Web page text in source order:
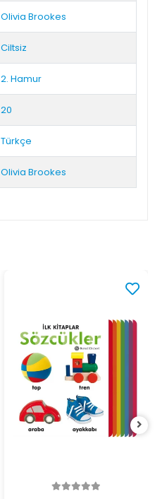
Olivia Brookes
Ciltsiz
2. Hamur
20
Türkçe
Olivia Brookes